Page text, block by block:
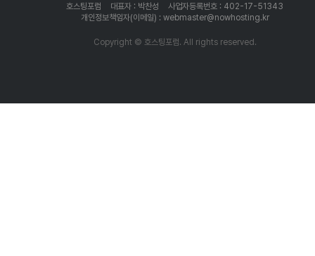
호스팅포럼 대표자 : 박찬성
사업자등록번호 : 402-17-51343
개인정보책임자(이메일) : webmaster@nowhosting.kr
Copyright © 호스팅포럼. All rights reserved.